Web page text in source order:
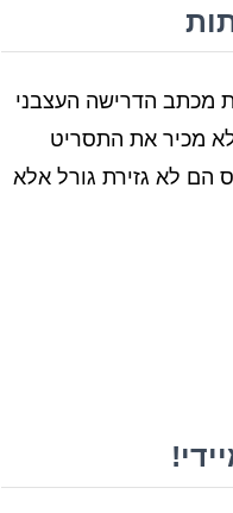
מכתב הדרישה העצבני
מכיר את התסריט
הם לא גזירת גורל אלא